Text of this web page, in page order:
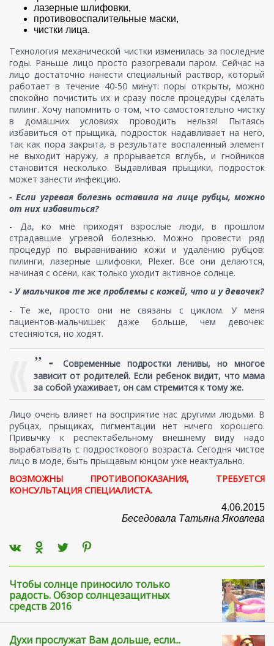
лазерные шлифовки,
противовоспалительные маски,
чистки лица.
Технология механической чистки изменилась за последние
годы. Раньше лицо просто разогревали паром. Сейчас на
лицо достаточно нанести специальный раствор, который
работает в течение 40-50 минут: поры открыты, можно
спокойно почистить их и сразу после процедуры сделать
пилинг. Хочу напомнить о том, что самостоятельно чистку
в домашних условиях проводить нельзя! Пытаясь
избавиться от прыщика, подросток надавливает на него,
так как пора закрыта, в результате воспаленный элемент
не выходит наружу, а прорывается вглубь, и гнойников
становится несколько. Выдавливая прыщики, подросток
может занести инфекцию.
- Если угревая болезнь оставила на лице рубцы, можно
от них избавиться?
- Да, ко мне приходят взрослые люди, в прошлом
страдавшие угревой болезнью. Можно провести ряд
процедур по выравниванию кожи и удалению рубцов:
пилинги, лазерные шлифовки, Plexer. Все они делаются,
начиная с осени, как только уходит активное солнце.
- У мальчиков те же проблемы с кожей, что и у девочек?
- Те же, просто они не связаны с циклом. У меня
пациентов-мальчишек даже больше, чем девочек:
стесняются, но ходят.
” -
Современные подростки ленивы, но многое
зависит от родителей. Если ребенок видит, что мама
за собой ухаживает, он сам стремится к тому же.
Лицо очень влияет на восприятие нас другими людьми. В
рубцах, прыщиках, пигментации нет ничего хорошего.
Привычку к респектабельному внешнему виду надо
вырабатывать с подросткового возраста. Сегодня чистое
лицо в моде, быть прыщавым юнцом уже неактуально.
ВОЗМОЖНЫ ПРОТИВОПОКАЗАНИЯ, ТРЕБУЕТСЯ
КОНСУЛЬТАЦИЯ СПЕЦИАЛИСТА.
4.06.2015
Беседовала Татьяна Яковлева
Чтобы солнце приносило только
радость. Обзор солнцезащитных
средств 2016
Духи прослужат Вам дольше, если...